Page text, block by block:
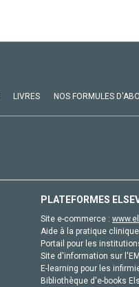
LIVRES NOS FORMULES
PLATEFORMES
Site e-commerce :
Aide à la pratique
Portail pour les
Site d'information sur
E-learning pour les
Bibliothèque d'e-books